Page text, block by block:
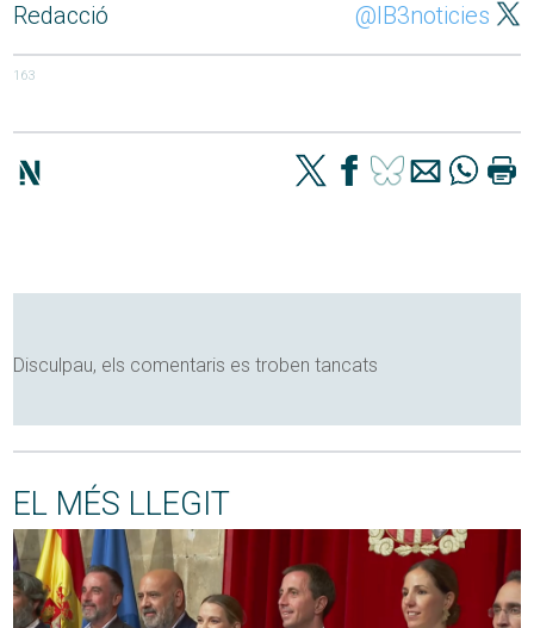
Redacció @IB3noticies
163
Disculpau, els comentaris es troben tancats
EL MÉS LLEGIT